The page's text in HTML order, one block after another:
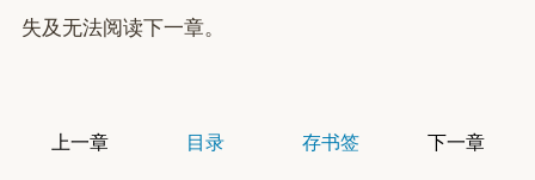
失及无法阅读下一章。
上一章 目录 存书签 下一章